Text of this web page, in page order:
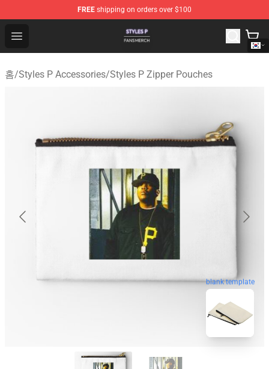
FREE shipping on orders over $100
Open menu
Styles P Shop - Official Styles P Merchandise Store
홈/Styles P Accessories/Styles P Zipper Pouches
blank template